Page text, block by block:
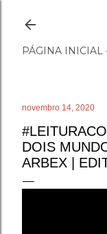
PÁGINA INICIAL
novembro 14, 2020
DOIS
ARBEX |